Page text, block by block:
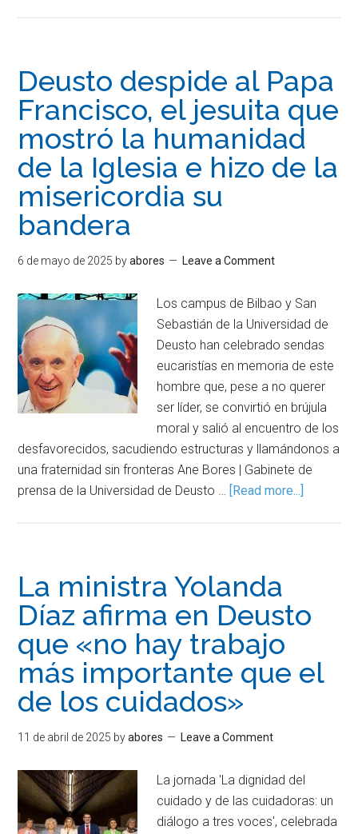
Deusto despide al Papa
Francisco, el jesuita que
mostró la humanidad
de la Iglesia e hizo de la
misericordia su
bandera
6 de mayo de 2025 byabores Leave a Comment
Los campus de Bilbao y San
Sebastián de la Universidad de
Deusto han celebrado sendas
eucaristías en memoria de este
hombre que, pese a no querer
ser líder, se convirtió en brújula
moral y salió al encuentro de los
desfavorecidos, sacudiendo estructuras y llamándonos a
una fraternidad sin fronteras Ane Bores | Gabinete de
prensa de la Universidad de Deusto … [Read more...]
La ministra Yolanda
Díaz afirma en Deusto
que «no hay trabajo
más importante que el
de los cuidados»
11 de abril de 2025 byabores Leave a Comment
La jornada 'La dignidad del
cuidado y de las cuidadoras: un
diálogo a tres voces', celebrada